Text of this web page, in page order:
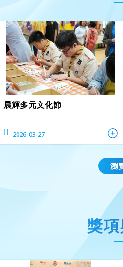
晨輝多元文化節
2026-03-27
瀏
獎